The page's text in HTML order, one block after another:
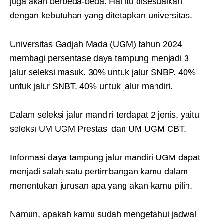
dengan kebutuhan yang ditetapkan universitas.
Universitas Gadjah Mada (UGM) tahun 2024
membagi persentase daya tampung menjadi 3
jalur seleksi masuk. 30% untuk jalur SNBP. 40%
untuk jalur SNBT. 40% untuk jalur mandiri.
Dalam seleksi jalur mandiri terdapat 2 jenis, yaitu
seleksi UM UGM Prestasi dan UM UGM CBT.
Informasi daya tampung jalur mandiri UGM dapat
menjadi salah satu pertimbangan kamu dalam
menentukan jurusan apa yang akan kamu pilih.
Namun, apakah kamu sudah mengetahui jadwal